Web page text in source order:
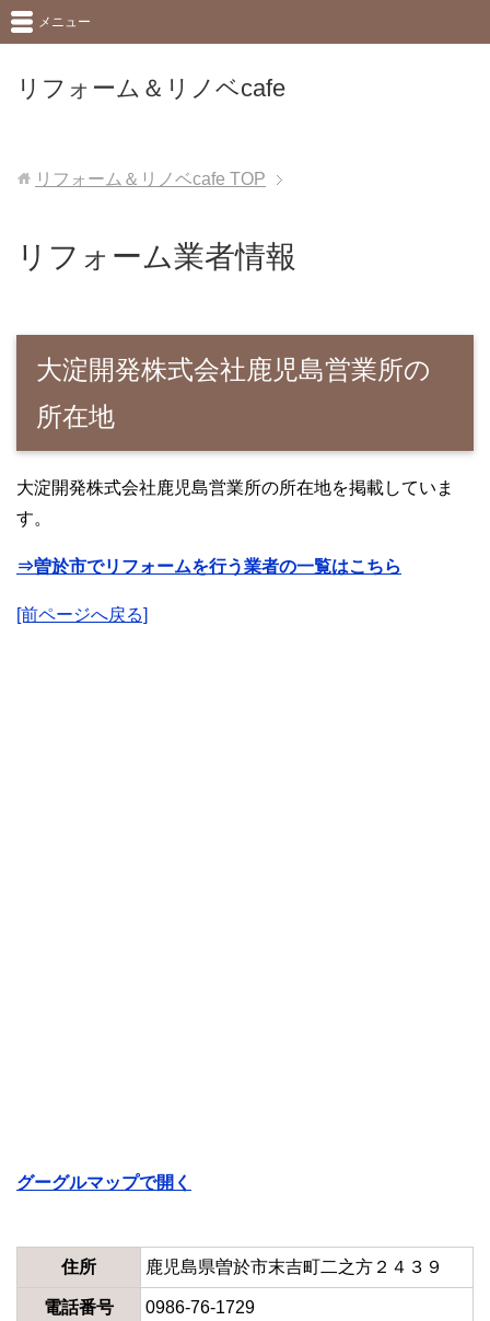
リフォーム＆リノベcafe
メニュー
リフォーム＆リノベcafe TOP
リフォーム業者情報
大淀開発株式会社鹿児島営業所の
所在地
大淀開発株式会社鹿児島営業所の所在地を掲載していま
す。
⇒曽於市でリフォームを行う業者の一覧はこちら
[前ページへ戻る]
グーグルマップで開く
住所 鹿児島県曽於市末吉町二之方２４３９
電話番号 0986-76-1729